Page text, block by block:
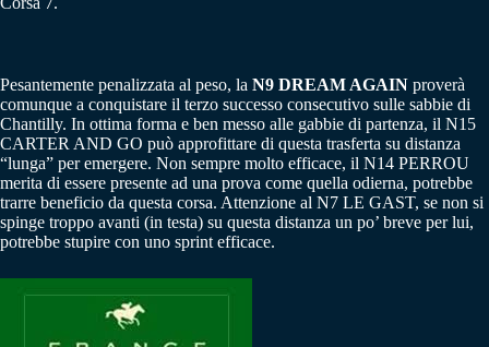
Pesantemente penalizzata al peso, la N9 DREAM AGAIN proverà
comunque a conquistare il terzo successo consecutivo sulle sabbie di
Chantilly. In ottima forma e ben messo alle gabbie di partenza, il N15
CARTER AND GO può approfittare di questa trasferta su distanza
“lunga” per emergere. Non sempre molto efficace, il N14 PERROU
merita di essere presente ad una prova come quella odierna, potrebbe
trarre beneficio da questa corsa. Attenzione al N7 LE GAST, se non si
spinge troppo avanti (in testa) su questa distanza un po’ breve per lui,
potrebbe stupire con uno sprint efficace.